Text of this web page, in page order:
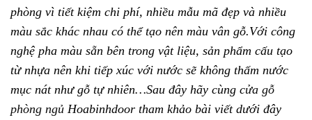
phòng vì tiết kiệm chi phí, nhiều mẫu mã đẹp và nhiều
màu sắc khác nhau có thể tạo nên màu vân gỗ.Với công
nghệ pha màu sẵn bên trong vật liệu, sản phẩm cấu tạo
từ nhựa nên khi tiếp xúc với nước sẽ không thấm nước
mục nát như gỗ tự nhiên…Sau đây hãy cùng cửa gỗ
phòng ngủ Hoabinhdoor tham khảo bài viết dưới đây